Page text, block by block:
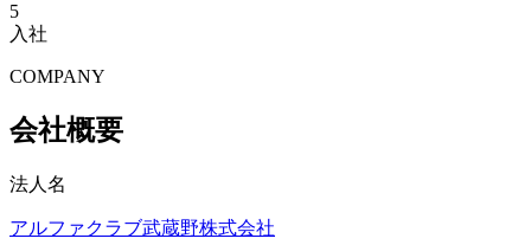
5
入社
COMPANY
会社概要
法人名
アルファクラブ武蔵野株式会社